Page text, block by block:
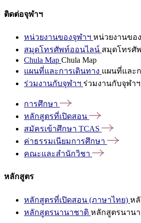
ติดต่อจุฬาฯ
หน่วยงานของจุฬาฯ หน่วยงานขอ
สมุดโทรศัพท์ออนไลน์ สมุดโทรศั
Chula Map Chula Map
แผนที่และการเดินทาง แผนที่และ
ร่วมงานกับจุฬาฯ ร่วมงานกับจุฬาฯ
การศึกษา
หลักสูตรที่เปิดสอน
สมัครเข้าศึกษา TCAS
ค่าธรรมเนียมการศึกษา
คณะและสำนักวิชา
หลักสูตร
หลักสูตรที่เปิดสอน (ภาษาไทย) ห
หลักสูตรนานาชาติ หลักสูตรนาน